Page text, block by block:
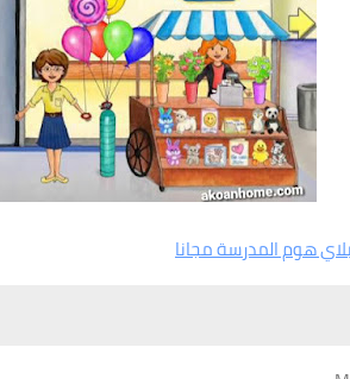
هوم المدرسة مجانا